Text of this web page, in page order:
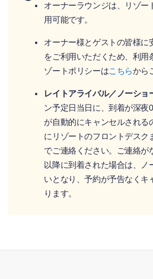
オーナーラウンジは、リゾー
用可能です。
オーナー様とゲストの皆様に
をご利用いただくため、利用
ゾートポリシーはこちらから
レイトアライバル／ノーショ
ン予定日当日に、到着が深夜
が自動的にキャンセルされる
にリゾートのフロントデスク
でご連絡ください。ご連絡が
以降に到着された場合は、ノ
いとなり、予約が予告なくキ
ります。